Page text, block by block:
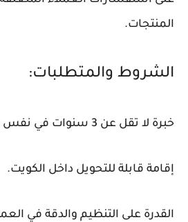
المنتجات.
الشروط والمتطلبات:
خبرة لا تقل عن 3 سنوات في نفس الدور أو مجال مشابه.
إقامة قابلة للتحويل داخل الكويت.
القدرة على التنظيم والدقة في